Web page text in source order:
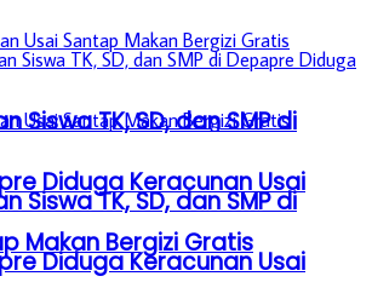
Siswa TK, SD, dan SMP di
Diduga Keracunan Usai
Makan Bergizi Gratis
Siswa TK, SD, dan SMP di
Diduga Keracunan Usai